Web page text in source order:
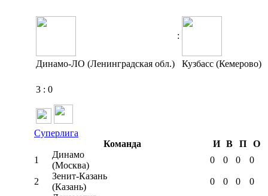
:
Динамо-ЛО (Ленинградская обл.) Кузбасс (Кемерово)
3 : 0
Суперлига
Команда
И В П
О
1
Динамо
(Москва)
0 0 0 0
2
Зенит-Казань
(Казань)
0 0 0 0